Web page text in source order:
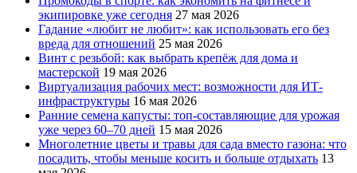
экипировке уже сегодня 27 мая 2026
Гадание «любит не любит»: как использовать его без
вреда для отношений 25 мая 2026
Винт с резьбой: как выбрать крепёж для дома и
мастерской 19 мая 2026
Виртуализация рабочих мест: возможности для ИТ-
инфраструктуры 16 мая 2026
Ранние семена капусты: топ‑составляющие для урожая
уже через 60–70 дней 15 мая 2026
Многолетние цветы и травы для сада вместо газона: что
посадить, чтобы меньше косить и больше отдыхать 13